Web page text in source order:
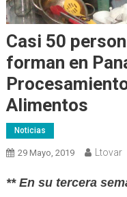
Casi 50
forman en
Alimentos
Noticias
29 Mayo, 2019 Ltovar
** En su tercera